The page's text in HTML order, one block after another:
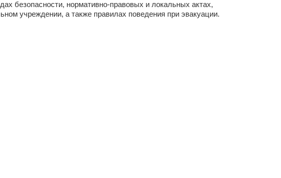
безопасности, нормативно-правовых и локальных актах,
учреждении, а также правилах поведения при эвакуации.